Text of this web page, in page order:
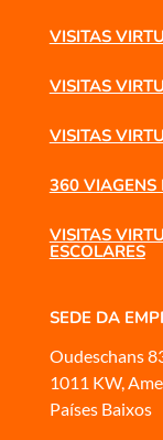
VISITAS
VISITAS
VISITAS
360 VIAGENS
VISITAS
ESCOLARES
SEDE DA
Oudeschans
1011 KW,
Países Baixos